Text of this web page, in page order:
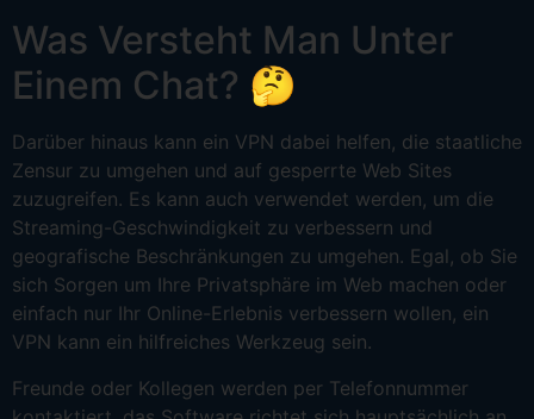
Was Versteht Man Unter
Einem Chat? 🤔
Darüber hinaus kann ein VPN dabei helfen, die staatliche
Zensur zu umgehen und auf gesperrte Web Sites
zuzugreifen. Es kann auch verwendet werden, um die
Streaming-Geschwindigkeit zu verbessern und
geografische Beschränkungen zu umgehen. Egal, ob Sie
sich Sorgen um Ihre Privatsphäre im Web machen oder
einfach nur Ihr Online-Erlebnis verbessern wollen, ein
VPN kann ein hilfreiches Werkzeug sein.
Freunde oder Kollegen werden per Telefonnummer